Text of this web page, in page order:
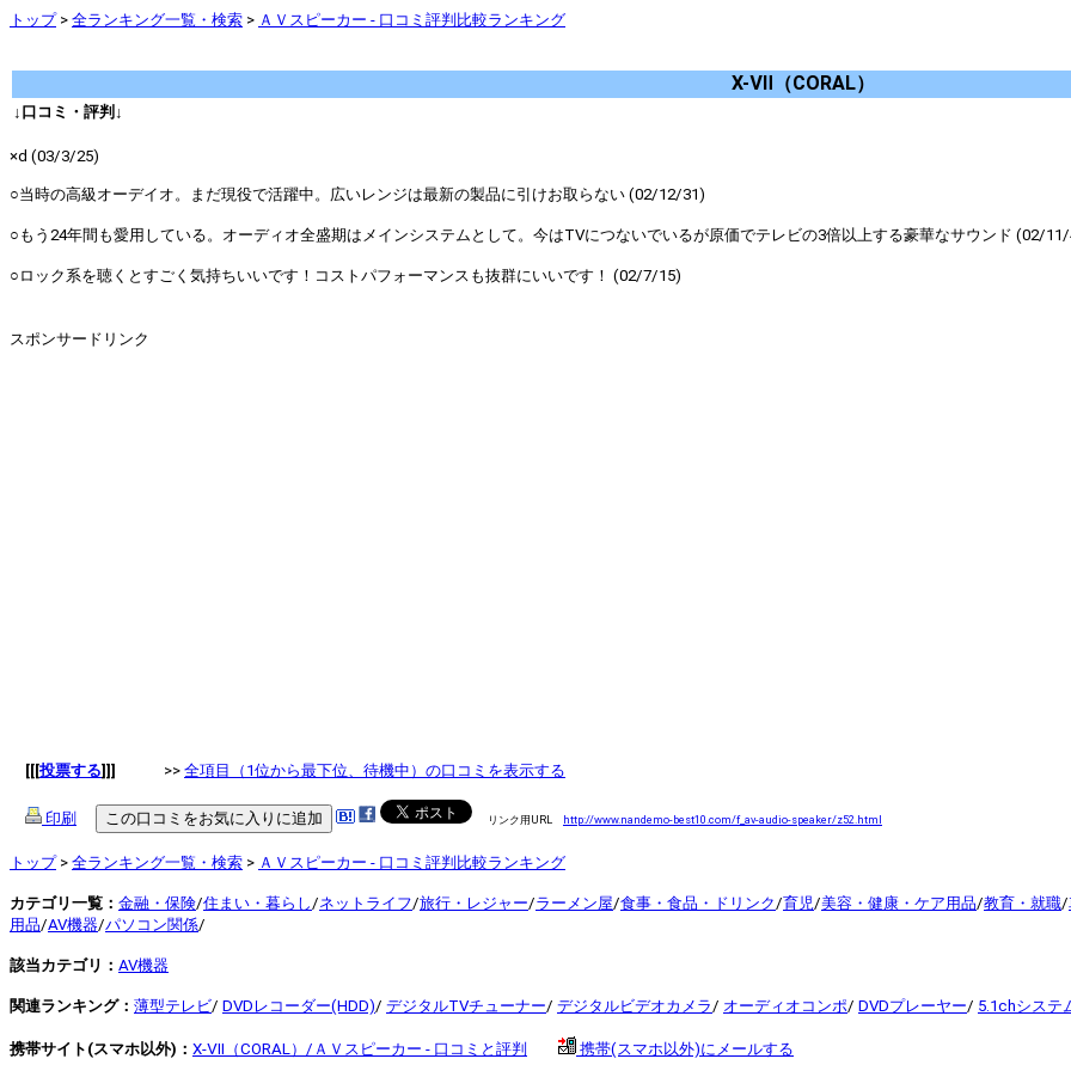
トップ> 全ランキング一覧・検索 > ＡＶスピーカー - 口コミ評判比較ランキング
X-Ⅶ（CORAL）
↓口コミ・評判↓
×d (03/3/25)
○当時の高級オーデイオ。まだ現役で活躍中。広いレンジは最新の製品に引けお取らない (02/12/31)
○もう24年間も愛用している。オーディオ全盛期はメインシステムとして。今はTVにつないでいるが原価でテレビの3倍以上する豪華なサウンド (02/
○ロック系を聴くとすごく気持ちいいです！コストパフォーマンスも抜群にいいです！ (02/7/15)
スポンサードリンク
[[[投票する]]] >> 全項目（1位から最下位、待機中）の口コミを表示する
印刷 リンク用URL http://www.nandemo-best10.com/f_av-audio-speaker/z52.html
トップ> 全ランキング一覧・検索 > ＡＶスピーカー - 口コミ評判比較ランキング
カテゴリ一覧： 金融・保険/住まい・暮らし/ネットライフ/旅行・レジャー/ラーメン屋/食事・食品・ドリンク/育児/美容・健康・ケア用品/教育・就職/
用品/AV機器/パソコン関係/
該当カテゴリ： AV機器
関連ランキング： 薄型テレビ/ DVDレコーダー(HDD)/ デジタルTVチューナー/ デジタルビデオカメラ/ オーディオコンポ/ DVDプレーヤー/ 5.1chシステ
携帯サイト(スマホ以外)： X-Ⅶ（CORAL）/ＡＶスピーカー - 口コミと評判 携帯(スマホ以外)にメールする